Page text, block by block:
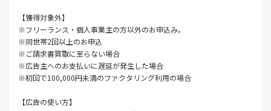
【獲得対象外】
※フリーランス・個人事業主の方以外のお申込み。
※同世帯2回以上のお申込
※ご請求書買取に至らない場合
※広告主へのお支払いに遅延が発生した場合
※初回で100,000円未満のファクタリング利用の場合
【広告の使い方】